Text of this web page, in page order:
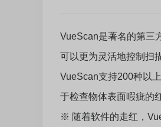
VueScan是著名的第三
可以更为灵活地控制扫
VueScan支持200种以
于检查物体表面暇疵的
※ 随着软件的走红，